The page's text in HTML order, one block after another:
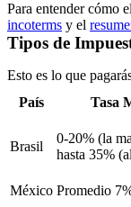
Para entender cómo
incoterms y el
Tipos de
Esto es lo que
País
Tasa
Brasil
0-20% (la
hasta 35%
México Promedio